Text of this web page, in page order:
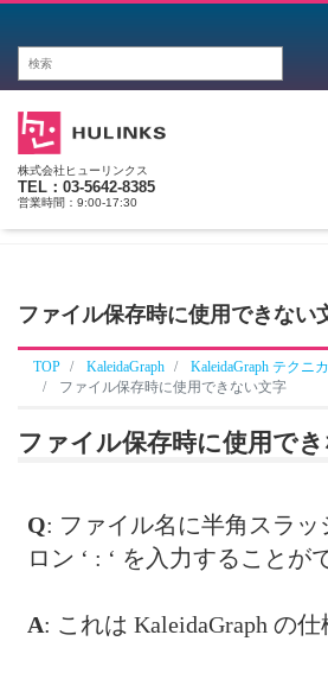
株式会社ヒューリンクス
TEL：03-5642-8385
営業時間：9:00-17:30
ファイル保存時に使用できない
TOP KaleidaGraph
KaleidaGraph テクニ
ファイル保存時に使用できない文字
ファイル保存時に使用で
Q: ファイル名に半角スラッ
ロン ‘ : ‘ を入力することが
A: これは KaleidaGraph の仕